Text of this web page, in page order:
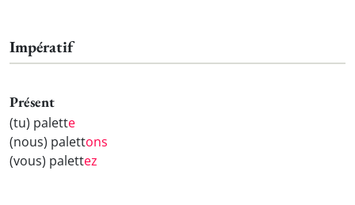
Impératif
Présent
(tu) palette
(nous) palettons
(vous) palettez